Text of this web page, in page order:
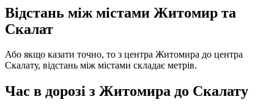
Відстань між містами Житомир та
Скалат
Або якщо казати точно, то з центра Житомира до центра
Скалату, відстань між містами складає метрів.
Час в дорозі з Житомира до Скалату